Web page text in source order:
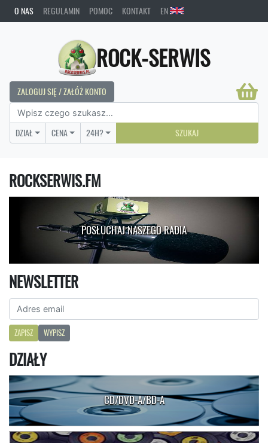
O NAS REGULAMIN POMOC KONTAKT EN
ROCK-SERWIS
ZALOGUJ SIĘ / ZAŁÓŻ KONTO
DZIAŁ CENA 24H? SZUKAJ
ROCKSERWIS.FM
POSŁUCHAJ NASZEGO RADIA
NEWSLETTER
ZAPISZ WYPISZ
DZIAŁY
CD/DVD-A/BD-A